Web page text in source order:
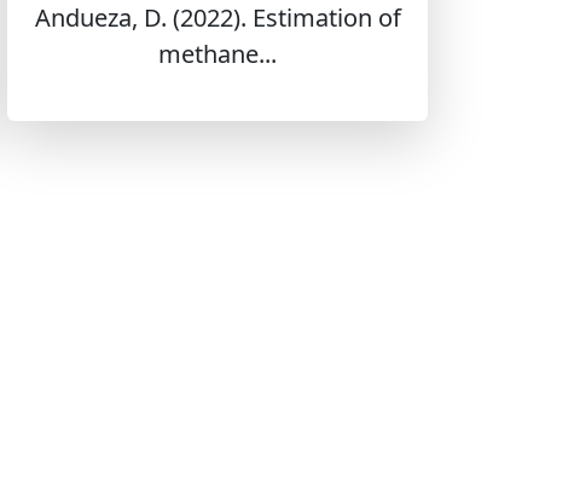
Andueza, D. (2022). Estimation of
methane...